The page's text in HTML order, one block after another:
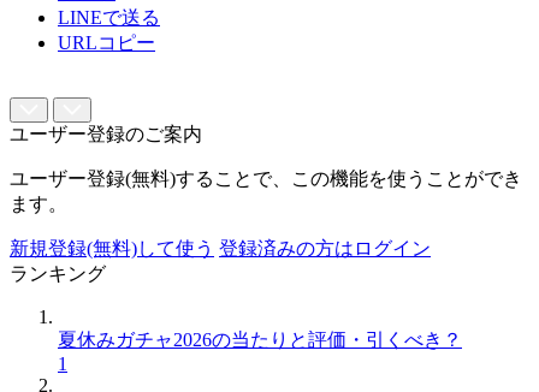
LINEで送る
URLコピー
ユーザー登録のご案内
ユーザー登録(無料)することで、この機能を使うことができ
ます。
新規登録(無料)して使う 登録済みの方はログイン
ランキング
夏休みガチャ2026の当たりと評価・引くべき？
1